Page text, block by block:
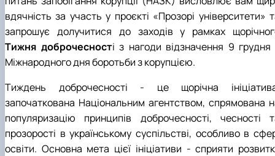
вдячність за участь у проєкті «Прозорі університети»
запрошує долучитися до заходів у рамках
Тижня доброчесності з нагоди відзначення 9
Міжнародного дня боротьби з корупцією.
Тиждень доброчесності - це щорічна
започаткована Національним агентством, спрямована
популяризацію принципів доброчесності, чесності
прозорості в українському суспільстві, особливо в
освіти. Основна мета цієї ініціативи - сприяти